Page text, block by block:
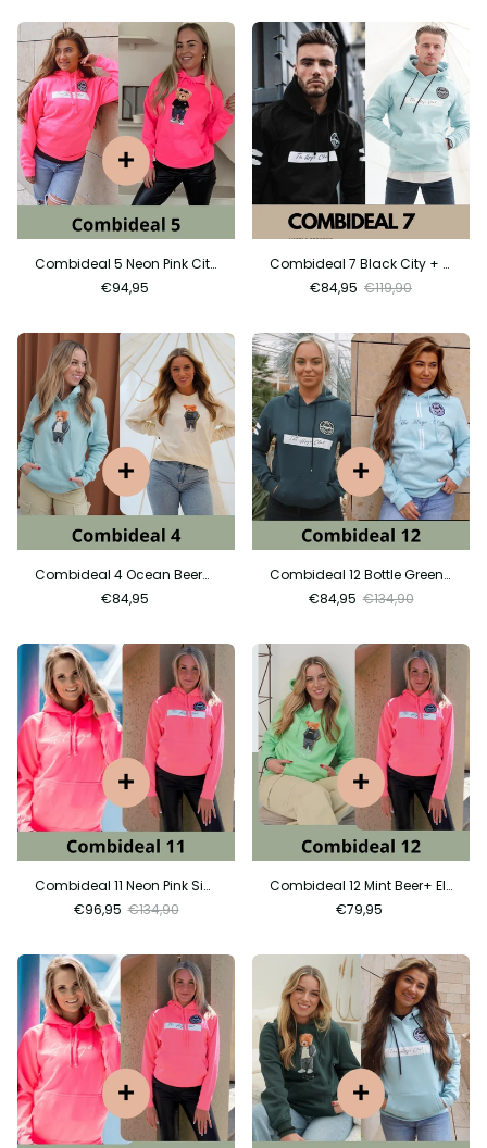
Combideal 5 Neon Pink City + Neon Pink Beer
€94,95
Combideal 7 Black City + City Ocean
€84,95 €119,90
Combideal 4 Ocean Beer+ Sand Beer
€84,95
Combideal 12 Bottle Green + Ocean Luxe
€84,95 €134,90
Combideal 11 Neon Pink Sign + Neon PInk CIty
€96,95 €134,90
Combideal 12 Mint Beer+ Electric Pink City
€79,95